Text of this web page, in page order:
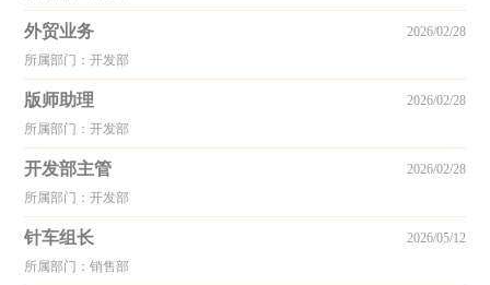
外贸业务
所属部门：开发部
2026/02/28
版师助理
所属部门：开发部
2026/02/28
开发部主管
所属部门：开发部
2026/02/28
针车组长
所属部门：销售部
2026/05/12